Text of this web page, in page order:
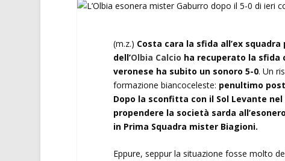
(m.z.) Costa cara la sfida all’ex
dell’Olbia Calcio ha recuperato la sfida
veronese ha subito un sonoro 5-0. Un
formazione biancoceleste: penultimo
Dopo la sconfitta con il Sol Levante
propendere la società sarda
in Prima Squadra mister Biagioni.
Eppure, seppur la situazione fosse molto